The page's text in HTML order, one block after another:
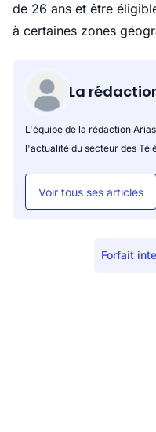
de 26 ans et être
à certaines zones
La
L'équipe de la rédaction
l'actualité du secteur des
Voir tous ses articles
Forfait